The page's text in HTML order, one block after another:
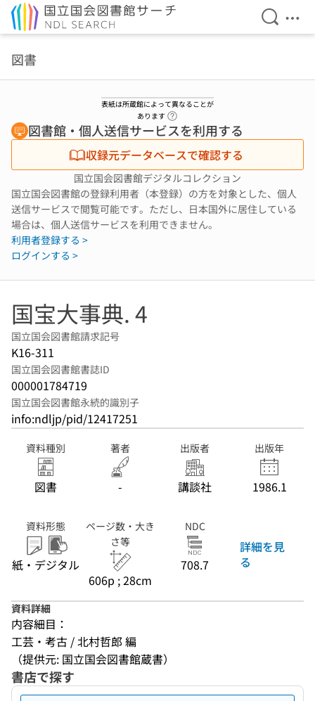
検索を
メ
図書
表紙は所蔵館によって異なることが
あります
図書館・個人送信サービスを利用する
収録元データベースで確認する
国立国会図書館デジタルコレクション
国立国会図書館の登録利用者（本登録）の方を対象とした、個人
送信サービスで閲覧可能です。ただし、日本国外に居住している
場合は、個人送信サービスを利用できません。
利用者登録する >
ログインする >
国宝大事典. 4
国立国会図書館請求記号
K16-311
国立国会図書館書誌ID
000001784719
国立国会図書館永続的識別子
info:ndljp/pid/12417251
資料種別
図書
著者
-
出版者
講談社
出版年
1986.1
資料形態
紙・デジタル
ページ数・大き
さ等
606p ; 28cm
NDC
708.7
詳細を見
る
資料詳細
内容細目：
工芸・考古 / 北村哲郎 編
（提供元: 国立国会図書館蔵書）
書店で探す